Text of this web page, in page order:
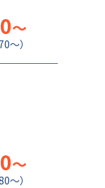
～
～）
～
～）